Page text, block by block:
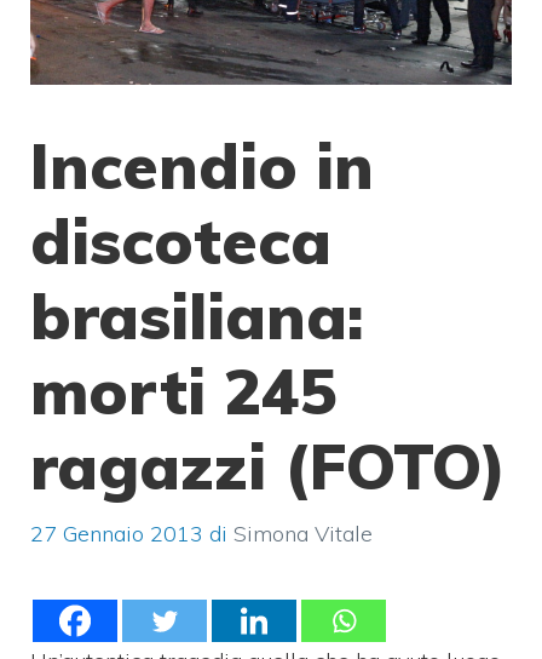
Incendio in
discoteca
brasiliana:
morti 245
ragazzi (FOTO)
27 Gennaio 2013 di Simona Vitale